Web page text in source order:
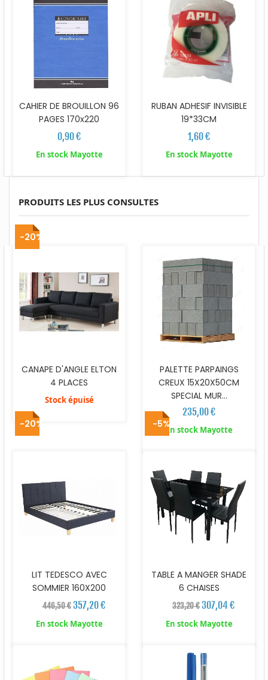
CAHIER DE BROUILLON 96
PAGES 170x220
0,90 €
En stock Mayotte
RUBAN ADHESIF INVISIBLE
19*33CM
1,60 €
En stock Mayotte
PRODUITS LES PLUS CONSULTES
-20%
CANAPE D'ANGLE ELTON
4 PLACES
Stock épuisé
PALETTE PARPAINGS
CREUX 15X20X50CM
SPECIAL MUR...
235,00 €
En stock Mayotte
-20%
LIT TEDESCO AVEC
SOMMIER 160X200
446,50 € 357,20 €
En stock Mayotte
-5%
TABLE A MANGER SHADE
6 CHAISES
323,20 €307,04 €
En stock Mayotte